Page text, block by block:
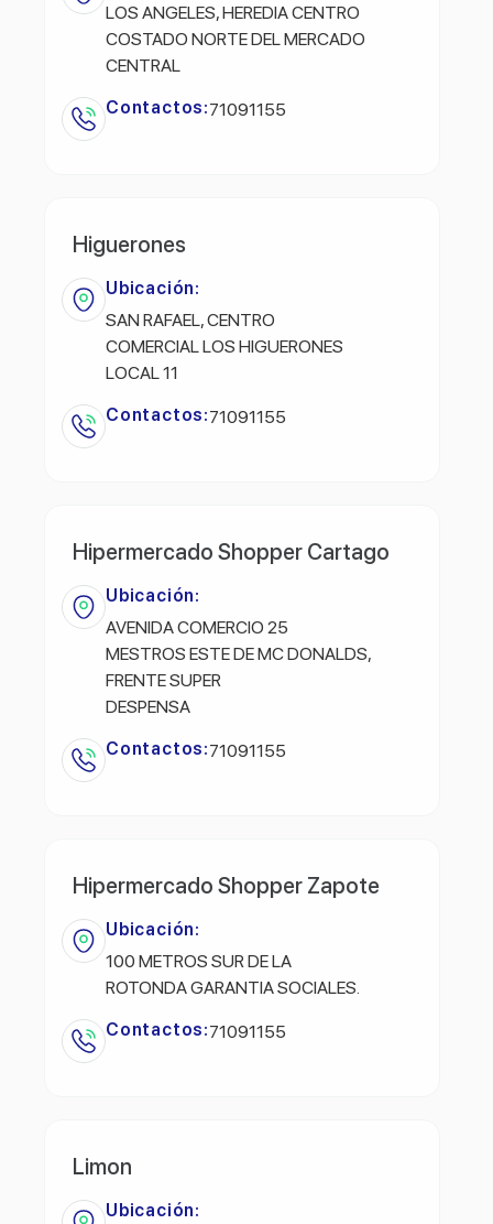
LOS ANGELES, HEREDIA CENTRO
COSTADO NORTE DEL MERCADO
CENTRAL
Contactos:71091155
Higuerones
Ubicación:
SAN RAFAEL, CENTRO
COMERCIAL LOS HIGUERONES
LOCAL 11
Contactos:71091155
Hipermercado Shopper Cartago
Ubicación:
AVENIDA COMERCIO 25
MESTROS ESTE DE MC DONALDS,
FRENTE SUPER
DESPENSA
Contactos:71091155
Hipermercado Shopper Zapote
Ubicación:
100 METROS SUR DE LA
ROTONDA GARANTIA SOCIALES.
Contactos:71091155
Limon
Ubicación: